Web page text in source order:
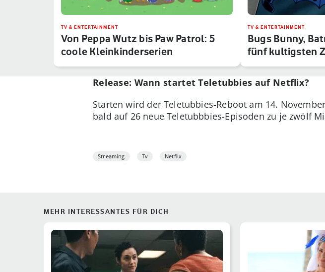
TV & ENTERTAINMENT
Von Peppa Wutz bis Paw Patrol: 5
coole Kleinkinderserien
TV & ENTERTAINMENT
Bugs Bunny,
fünf kultigsten
Release: Wann startet Teletubbies auf Netflix?
Starten wird der Teletubbies-Reboot am 14.
bald auf 26 neue Teletubbbies-Episoden zu je zwölf
Streaming Tv Netflix
MEHR INTERESSANTES FÜR DICH